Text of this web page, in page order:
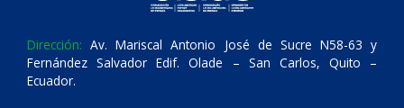
Dirección: Av. Mariscal Antonio José de Sucre N58-63 y
Fernández Salvador Edif. Olade – San Carlos, Quito –
Ecuador.